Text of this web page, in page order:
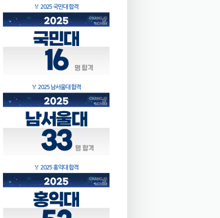
🏅 2025 국민대 합격
🏅 2025 남서울대 합격
🏅 2025 홍익대 합격